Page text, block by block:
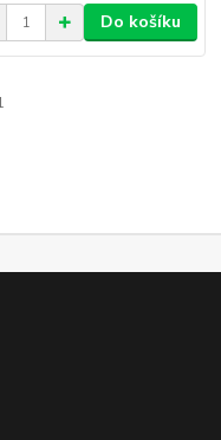
Do košíku